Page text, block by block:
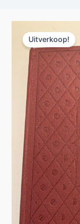
Uitverkoop!